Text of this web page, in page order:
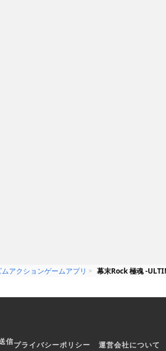
ャラがダ
アクションゲームアプリ
幕末Rock 極魂 -
信プライバシーポリシー 運営会社について